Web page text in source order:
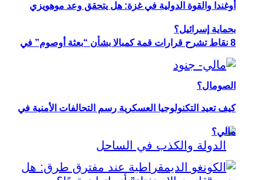
8 نقاط تشرح قرارات قمة كمبالا بشأن “بعثة أوصوم” في
الصومال؟
أوغندا والقوة الدولية في غزة: هل يتحقق وعد موهويزي
بحماية إسرائيل؟
كيف تعيد التكنولوجيا العسكرية رسم التحالفات الأمنية في
مالي؟